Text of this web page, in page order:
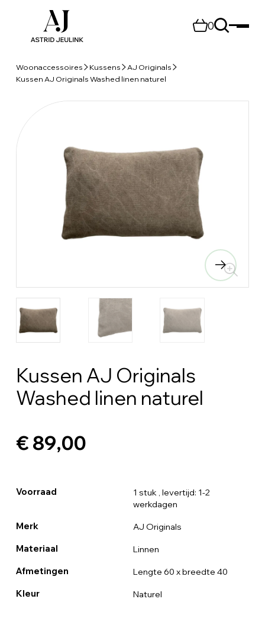
0
Woonaccessoires Kussens
AJ Originals
Kussen AJ Originals Washed linen naturel
Kussen AJ Originals
Washed linen naturel
€ 89,00
Voorraad 1 stuk , levertijd: 1-2
werkdagen
Merk AJ Originals
Materiaal Linnen
Afmetingen Lengte 60 x breedte 40
Kleur Naturel